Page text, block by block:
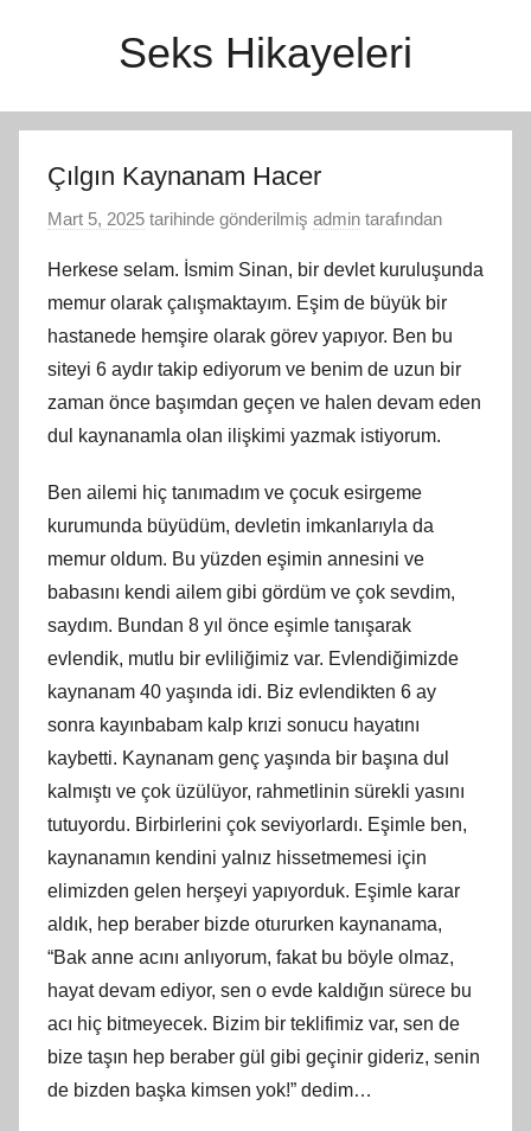
Seks Hikayeleri
Çılgın Kaynanam Hacer
Mart 5, 2025 tarihinde gönderilmiş admin tarafından
Herkese selam. İsmim Sinan, bir devlet kuruluşunda
memur olarak çalışmaktayım. Eşim de büyük bir
hastanede hemşire olarak görev yapıyor. Ben bu
siteyi 6 aydır takip ediyorum ve benim de uzun bir
zaman önce başımdan geçen ve halen devam eden
dul kaynanamla olan ilişkimi yazmak istiyorum.
Ben ailemi hiç tanımadım ve çocuk esirgeme
kurumunda büyüdüm, devletin imkanlarıyla da
memur oldum. Bu yüzden eşimin annesini ve
babasını kendi ailem gibi gördüm ve çok sevdim,
saydım. Bundan 8 yıl önce eşimle tanışarak
evlendik, mutlu bir evliliğimiz var. Evlendiğimizde
kaynanam 40 yaşında idi. Biz evlendikten 6 ay
sonra kayınbabam kalp krızi sonucu hayatını
kaybetti. Kaynanam genç yaşında bir başına dul
kalmıştı ve çok üzülüyor, rahmetlinin sürekli yasını
tutuyordu. Birbirlerini çok seviyorlardı. Eşimle ben,
kaynanamın kendini yalnız hissetmemesi için
elimizden gelen herşeyi yapıyorduk. Eşimle karar
aldık, hep beraber bizde otururken kaynanama,
“Bak anne acını anlıyorum, fakat bu böyle olmaz,
hayat devam ediyor, sen o evde kaldığın sürece bu
acı hiç bitmeyecek. Bizim bir teklifimiz var, sen de
bize taşın hep beraber gül gibi geçinir gideriz, senin
de bizden başka kimsen yok!” dedim…